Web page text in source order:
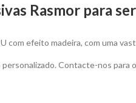
Rasmor para
com efeito madeira, com uma
Contacte-nos